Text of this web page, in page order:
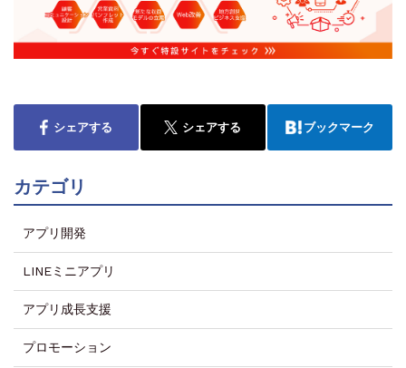
シェアする シェアする ブックマーク
カテゴリ
アプリ開発
LINEミニアプリ
アプリ成長支援
プロモーション